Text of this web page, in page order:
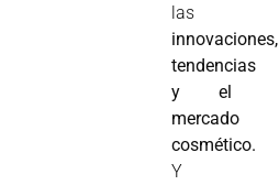
las
innovaciones,
tendencias
y el
mercado
cosmético.
Y